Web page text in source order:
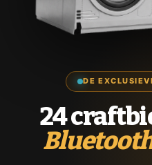
DE
24